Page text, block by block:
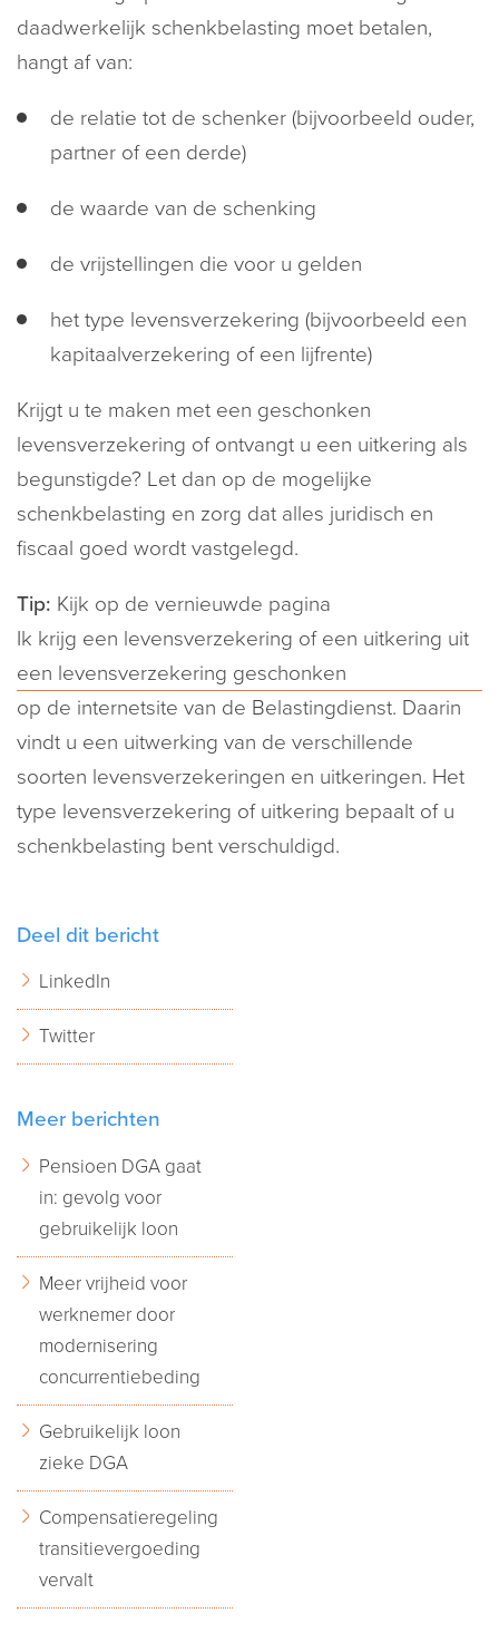
daadwerkelijk schenkbelasting moet betalen,
hangt af van:
de relatie tot de schenker (bijvoorbeeld ouder,
partner of een derde)
de waarde van de schenking
de vrijstellingen die voor u gelden
het type levensverzekering (bijvoorbeeld een
kapitaalverzekering of een lijfrente)
Krijgt u te maken met een geschonken
levensverzekering of ontvangt u een uitkering als
begunstigde? Let dan op de mogelijke
schenkbelasting en zorg dat alles juridisch en
fiscaal goed wordt vastgelegd.
Tip: Kijk op de vernieuwde pagina
Ik krijg een levensverzekering of een uitkering uit
een levensverzekering geschonken
op de internetsite van de Belastingdienst. Daarin
vindt u een uitwerking van de verschillende
soorten levensverzekeringen en uitkeringen. Het
type levensverzekering of uitkering bepaalt of u
schenkbelasting bent verschuldigd.
Deel dit bericht
LinkedIn
Twitter
Meer berichten
Pensioen DGA gaat
in: gevolg voor
gebruikelijk loon
Meer vrijheid voor
werknemer door
modernisering
concurrentiebeding
Gebruikelijk loon
zieke DGA
Compensatieregeling
transitievergoeding
vervalt